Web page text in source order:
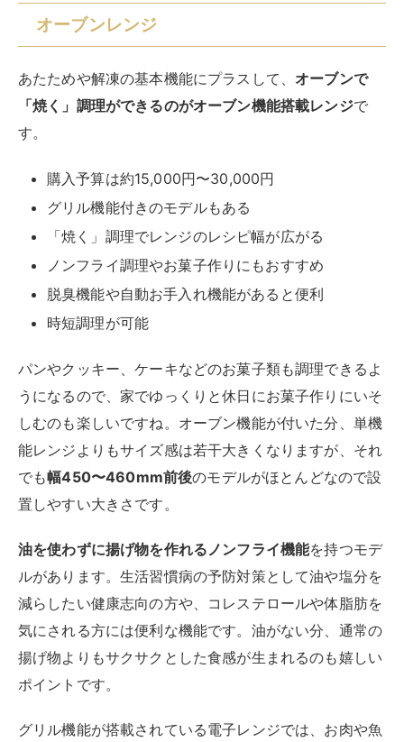
オーブンレンジ
あたためや解凍の基本機能にプラスして、 オーブンで
「焼く」調理ができるのがオーブン機能搭載レンジで
す。
購入予算は約15,000円〜30,000円
グリル機能付きのモデルもある
「焼く」調理でレンジのレシピ幅が広がる
ノンフライ調理やお菓子作りにもおすすめ
脱臭機能や自動お手入れ機能があると便利
時短調理が可能
パンやクッキー、ケーキなどのお菓子類も調理できるよ
うになるので、家でゆっくりと休日にお菓子作りにいそ
しむのも楽しいですね。オーブン機能が付いた分、単機
能レンジよりもサイズ感は若干大きくなりますが、それ
でも幅450〜460mm前後のモデルがほとんどなので設
置しやすい大きさです。
油を使わずに揚げ物を作れるノンフライ機能を持つモデ
ルがあります。生活習慣病の予防対策として油や塩分を
減らしたい健康志向の方や、コレステロールや体脂肪を
気にされる方には便利な機能です。油がない分、通常の
揚げ物よりもサクサクとした食感が生まれるのも嬉しい
ポイントです。
グリル機能が搭載されている電子レンジでは、お肉や魚